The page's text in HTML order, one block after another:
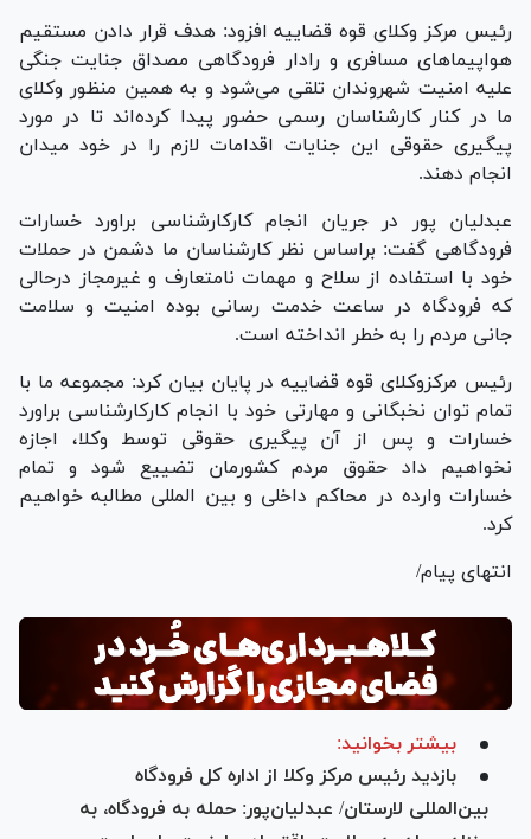
رئیس مرکز وکلای قوه قضاییه افزود: هدف قرار دادن مستقیم
هواپیما‌های مسافری و رادار فرودگاهی مصداق جنایت جنگی
علیه امنیت شهروندان تلقی می‌شود و به همین منظور وکلای
ما در کنار کارشناسان رسمی حضور پیدا کرده‌اند تا در مورد
پیگیری حقوقی این جنایات اقدامات لازم را در خود میدان
انجام دهند.
عبدلیان پور در جریان انجام کارکارشناسی براورد خسارات
فرودگاهی گفت: براساس نظر کارشناسان ما دشمن در حملات
خود با استفاده از سلاح و مهمات نامتعارف و غیرمجاز درحالی
که فرودگاه در ساعت خدمت رسانی بوده امنیت و سلامت
جانی مردم را به خطر انداخته است.
رئیس مرکزوکلای قوه قضاییه در پایان بیان کرد: مجموعه ما با
تمام توان نخبگانی و مهارتی خود با انجام کارکارشناسی براورد
خسارات و پس از آن پیگیری حقوقی توسط وکلا، اجازه
نخواهیم داد حقوق مردم کشورمان تضییع شود و تمام
خسارات وارده در محاکم داخلی و بین المللی مطالبه خواهیم
کرد.
انتهای پیام/
بیشتر بخوانید:
بازدید رئیس مرکز وکلا از اداره کل فرودگاه
بین‌المللی لارستان/ عبدلیان‌پور: حمله به فرودگاه، به